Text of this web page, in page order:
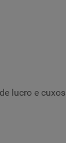
lucro e cuxos